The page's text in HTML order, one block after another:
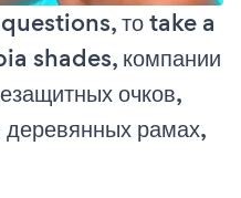
то take a
shades, компании
очков,
рамах,